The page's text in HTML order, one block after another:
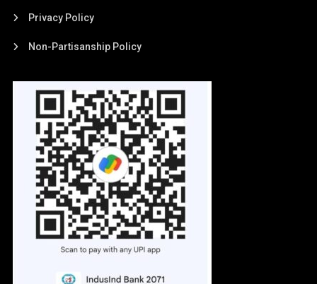
Privacy Policy
Non-Partisanship Policy